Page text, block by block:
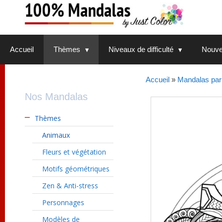
Accueil Thèmes Niveaux de difficulté
Accueil» Mandalas
Nos Mandalas
Thèmes
Animaux
Fleurs et végétation
Motifs géométriques
Zen & Anti-stress
Personnages
Modèles de